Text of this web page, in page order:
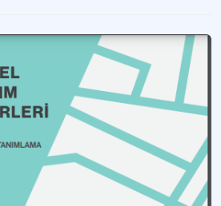
biçimlenme dilini tanımlayan kavram.
Tasarım Rehberi
doğal-kültürel peyzajların korunmasını
belirlemek ve geliştirmek amacıyla düzenlenen